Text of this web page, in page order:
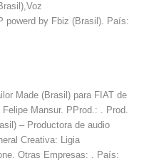
powerd by Fbiz (Brasil). País:
Made (Brasil) para FIAT de
Mansur. PProd.: . Prod.
– Productora de audio
Creativa: Ligia
Otras Empresas: . País: